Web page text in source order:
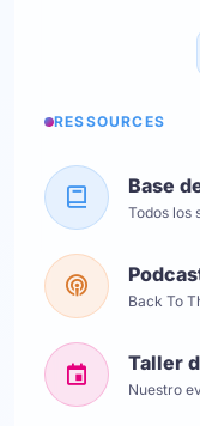
RESSOURCES
Base
Todos los
Back To
Taller
Nuestro